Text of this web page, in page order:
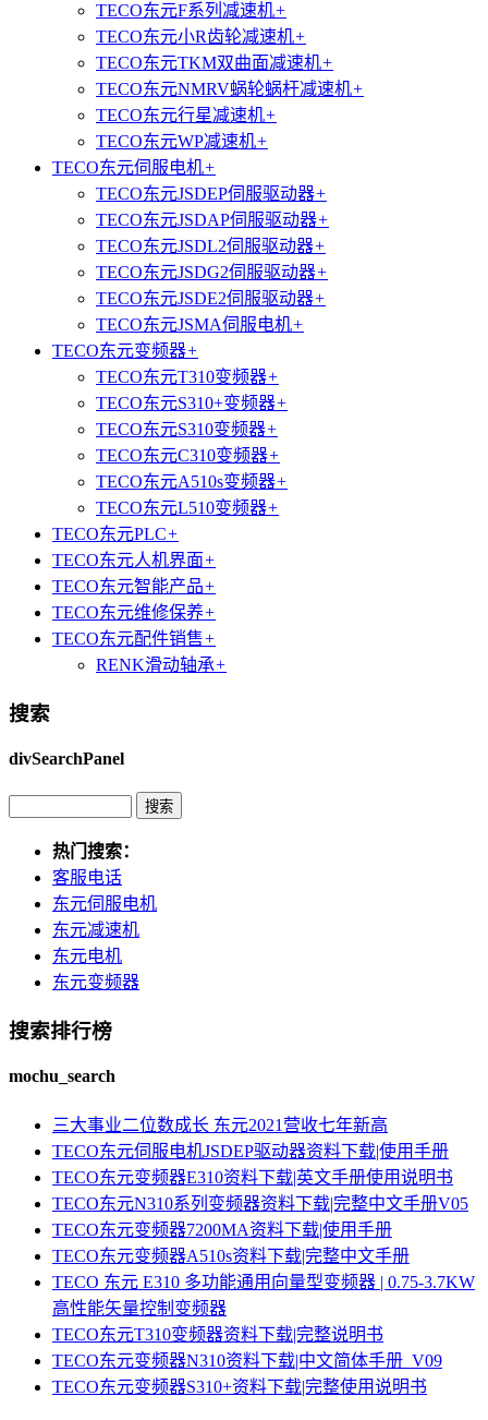
TECO东元F系列减速机+
TECO东元小R齿轮减速机+
TECO东元TKM双曲面减速机+
TECO东元NMRV蜗轮蜗杆减速机+
TECO东元行星减速机+
TECO东元WP减速机+
TECO东元伺服电机+
TECO东元JSDEP伺服驱动器+
TECO东元JSDAP伺服驱动器+
TECO东元JSDL2伺服驱动器+
TECO东元JSDG2伺服驱动器+
TECO东元JSDE2伺服驱动器+
TECO东元JSMA伺服电机+
TECO东元变频器+
TECO东元T310变频器+
TECO东元S310+变频器+
TECO东元S310变频器+
TECO东元C310变频器+
TECO东元A510s变频器+
TECO东元L510变频器+
TECO东元PLC+
TECO东元人机界面+
TECO东元智能产品+
TECO东元维修保养+
TECO东元配件销售+
RENK滑动轴承+
搜索
divSearchPanel
热门搜索：
客服电话
东元伺服电机
东元减速机
东元电机
东元变频器
搜索排行榜
mochu_search
三大事业二位数成长 东元2021营收七年新高
TECO东元伺服电机JSDEP驱动器资料下载|使用手册
TECO东元变频器E310资料下载|英文手册使用说明书
TECO东元N310系列变频器资料下载|完整中文手册V05
TECO东元变频器7200MA资料下载|使用手册
TECO东元变频器A510s资料下载|完整中文手册
TECO 东元 E310 多功能通用向量型变频器 | 0.75-3.7KW
高性能矢量控制变频器
TECO东元T310变频器资料下载|完整说明书
TECO东元变频器N310资料下载|中文简体手册_V09
TECO东元变频器S310+资料下载|完整使用说明书